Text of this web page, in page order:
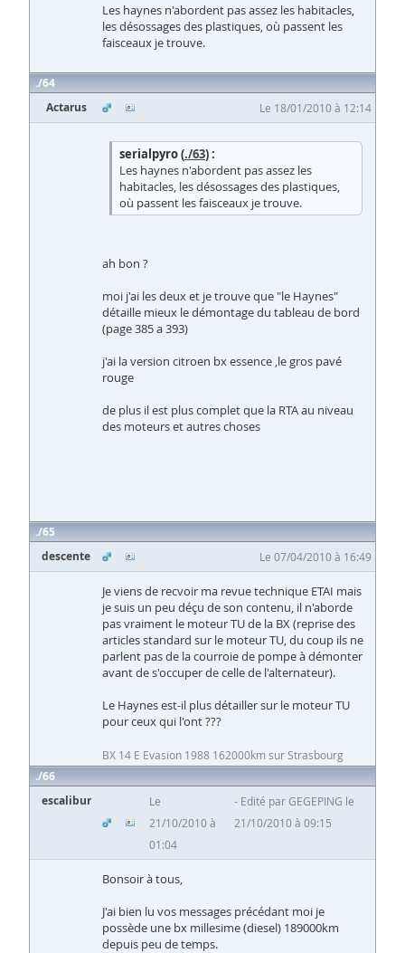
Les haynes n'abordent pas assez les habitacles,
les désossages des plastiques, où passent les
faisceaux je trouve.
64
Actarus
Le 18/01/2010 à 12:14
serialpyro (./63) :
Les haynes n'abordent pas assez les
habitacles, les désossages des plastiques,
où passent les faisceaux je trouve.
ah bon ?
moi j'ai les deux et je trouve que "le Haynes"
détaille mieux le démontage du tableau de bord
(page 385 a 393)
j'ai la version citroen bx essence ,le gros pavé
rouge
de plus il est plus complet que la RTA au niveau
des moteurs et autres choses
65
descente
Le 07/04/2010 à 16:49
Je viens de recvoir ma revue technique ETAI mais
je suis un peu déçu de son contenu, il n'aborde
pas vraiment le moteur TU de la BX (reprise des
articles standard sur le moteur TU, du coup ils ne
parlent pas de la courroie de pompe à démonter
avant de s'occuper de celle de l'alternateur).
Le Haynes est-il plus détailler sur le moteur TU
pour ceux qui l'ont ???
BX 14 E Evasion 1988 162000km sur Strasbourg
66
escalibur
Le
21/10/2010 à
01:04
Edité par GEGEPING le
21/10/2010 à 09:15
Bonsoir à tous,
J'ai bien lu vos messages précédant moi je
possède une bx millesime (diesel) 189000km
depuis peu de temps.